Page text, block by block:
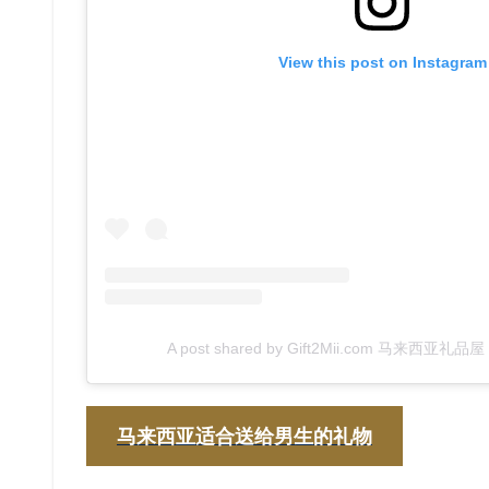
View this post on Instagram
A post shared by Gift2Mii.com 马来西亚礼品屋
马来西亚适合送给男生的礼物